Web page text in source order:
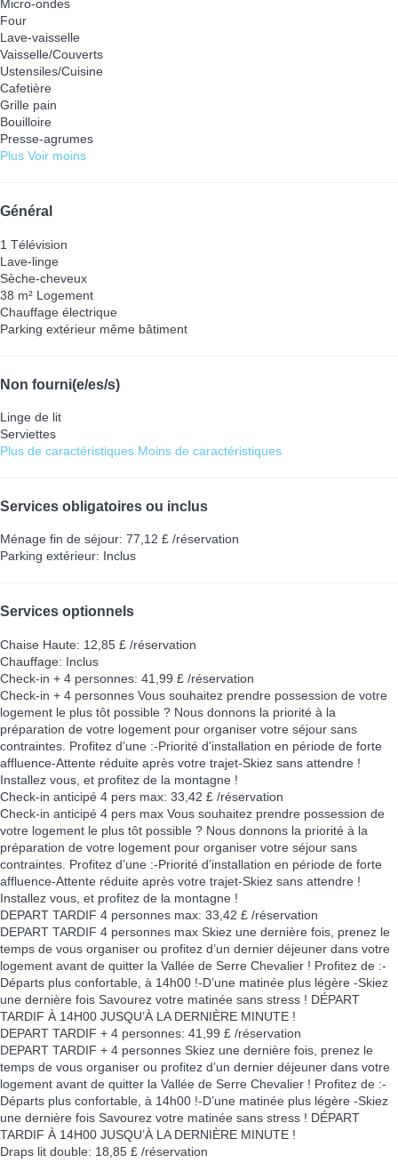
Micro-ondes
Four
Lave-vaisselle
Vaisselle/Couverts
Ustensiles/Cuisine
Cafetière
Grille pain
Bouilloire
Presse-agrumes
Plus Voir moins
Général
1 Télévision
Lave-linge
Sèche-cheveux
38 m² Logement
Chauffage électrique
Parking extérieur même bâtiment
Non fourni(e/es/s)
Linge de lit
Serviettes
Plus de caractéristiques Moins de caractéristiques
Services obligatoires ou inclus
Ménage fin de séjour: 77,12 £ /réservation
Parking extérieur: Inclus
Services optionnels
Chaise Haute: 12,85 £ /réservation
Chauffage: Inclus
Check-in + 4 personnes: 41,99 £ /réservation
Check-in + 4 personnes Vous souhaitez prendre possession de votre
logement le plus tôt possible ? Nous donnons la priorité à la
préparation de votre logement pour organiser votre séjour sans
contraintes. Profitez d’une :-Priorité d’installation en période de forte
affluence-Attente réduite après votre trajet-Skiez sans attendre !
Installez vous, et profitez de la montagne !
Check-in anticipé 4 pers max: 33,42 £ /réservation
Check-in anticipé 4 pers max Vous souhaitez prendre possession de
votre logement le plus tôt possible ? Nous donnons la priorité à la
préparation de votre logement pour organiser votre séjour sans
contraintes. Profitez d’une :-Priorité d’installation en période de forte
affluence-Attente réduite après votre trajet-Skiez sans attendre !
Installez vous, et profitez de la montagne !
DEPART TARDIF 4 personnes max: 33,42 £ /réservation
DEPART TARDIF 4 personnes max Skiez une dernière fois, prenez le
temps de vous organiser ou profitez d’un dernier déjeuner dans votre
logement avant de quitter la Vallée de Serre Chevalier ! Profitez de :-
Départs plus confortable, à 14h00 !-D’une matinée plus légère -Skiez
une dernière fois Savourez votre matinée sans stress ! DÉPART
TARDIF À 14H00 JUSQU’À LA DERNIÈRE MINUTE !
DEPART TARDIF + 4 personnes: 41,99 £ /réservation
DEPART TARDIF + 4 personnes Skiez une dernière fois, prenez le
temps de vous organiser ou profitez d’un dernier déjeuner dans votre
logement avant de quitter la Vallée de Serre Chevalier ! Profitez de :-
Départs plus confortable, à 14h00 !-D’une matinée plus légère -Skiez
une dernière fois Savourez votre matinée sans stress ! DÉPART
TARDIF À 14H00 JUSQU’À LA DERNIÈRE MINUTE !
Draps lit double: 18,85 £ /réservation